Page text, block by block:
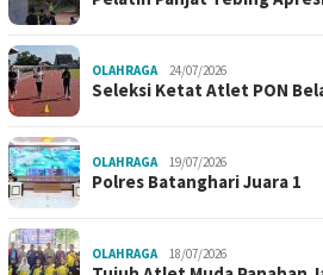
OLAHRAGA 24/07/2026
Seleksi Ketat Atlet PON
OLAHRAGA 19/07/2026
Polres Batanghari Juara 1
OLAHRAGA 18/07/2026